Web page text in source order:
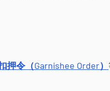
令（Garnishee Order）